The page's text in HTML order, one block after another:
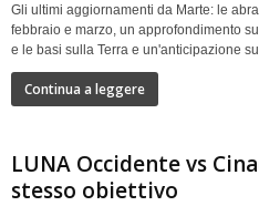
Gli ultimi aggiornamenti da Marte: le
febbraio e marzo, un approfondimento
e le basi sulla Terra e un'anticipazione
Continua a leggere
LUNA Occidente vs
stesso obiettivo